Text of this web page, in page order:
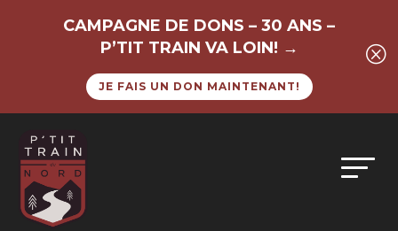
CAMPAGNE DE DONS – 30 ANS –
P’TIT TRAIN VA LOIN! →
JE FAIS UN DON MAINTENANT!
Q